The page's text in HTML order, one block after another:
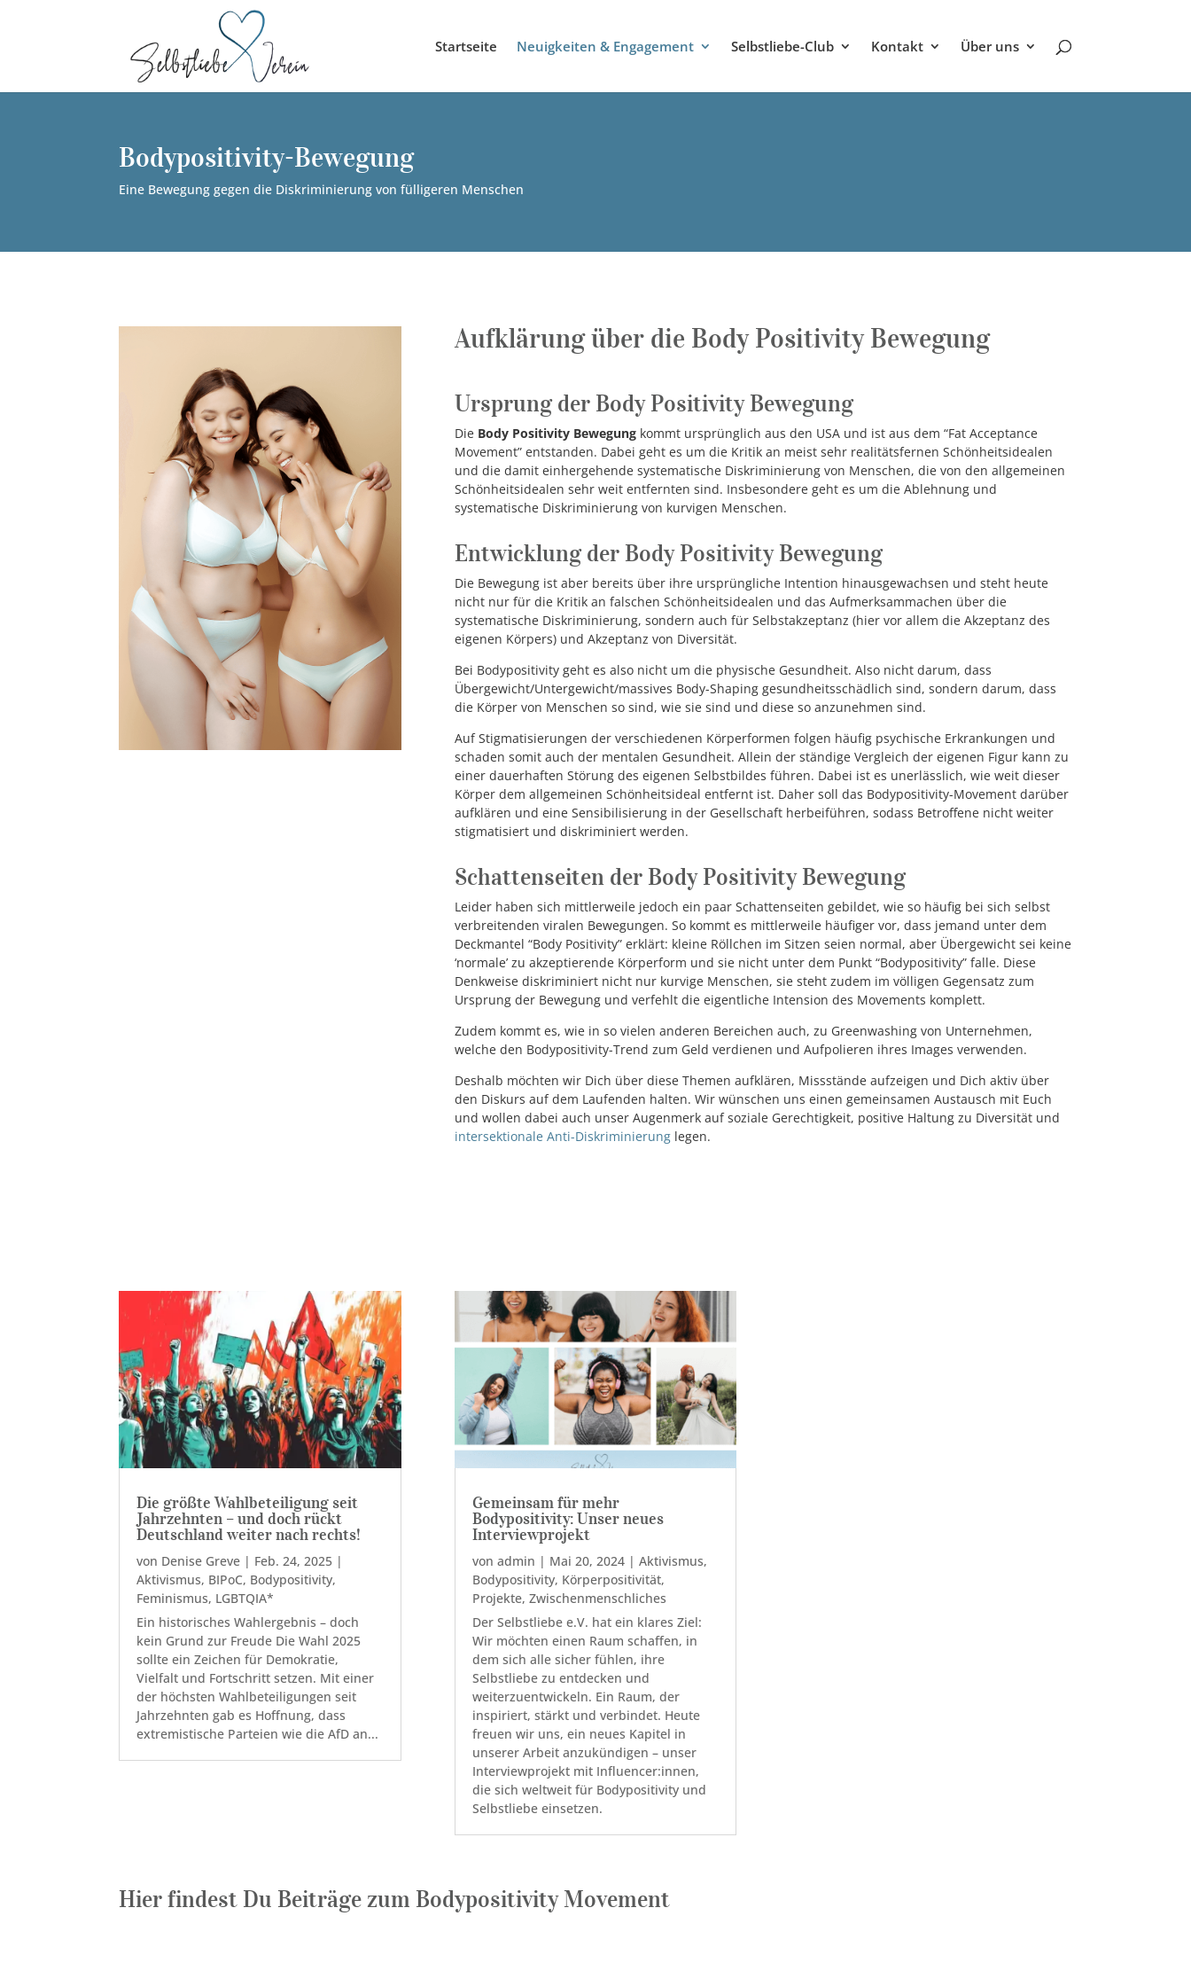
Startseite Neuigkeiten & Engagement Selbstliebe-Club Kontakt Über uns
Bodypositivity-Bewegung
Eine Bewegung gegen die Diskriminierung von fülligeren Menschen
Aufklärung über die Body Positivity Bewegung
Ursprung der Body Positivity Bewegung
Die Body Positivity Bewegung kommt ursprünglich aus den USA und ist aus dem “Fat Acceptance
Movement” entstanden. Dabei geht es um die Kritik an meist sehr realitätsfernen Schönheitsidealen
und die damit einhergehende systematische Diskriminierung von Menschen, die von den allgemeinen
Schönheitsidealen sehr weit entfernten sind. Insbesondere geht es um die Ablehnung und
systematische Diskriminierung von kurvigen Menschen.
Entwicklung der Body Positivity Bewegung
Die Bewegung ist aber bereits über ihre ursprüngliche Intention hinausgewachsen und steht heute
nicht nur für die Kritik an falschen Schönheitsidealen und das Aufmerksammachen über die
systematische Diskriminierung, sondern auch für Selbstakzeptanz (hier vor allem die Akzeptanz des
eigenen Körpers) und Akzeptanz von Diversität.
Bei Bodypositivity geht es also nicht um die physische Gesundheit. Also nicht darum, dass
Übergewicht/Untergewicht/massives Body-Shaping gesundheitsschädlich sind, sondern darum, dass
die Körper von Menschen so sind, wie sie sind und diese so anzunehmen sind.
Auf Stigmatisierungen der verschiedenen Körperformen folgen häufig psychische Erkrankungen und
schaden somit auch der mentalen Gesundheit. Allein der ständige Vergleich der eigenen Figur kann zu
einer dauerhaften Störung des eigenen Selbstbildes führen. Dabei ist es unerlässlich, wie weit dieser
Körper dem allgemeinen Schönheitsideal entfernt ist. Daher soll das Bodypositivity-Movement darüber
aufklären und eine Sensibilisierung in der Gesellschaft herbeiführen, sodass Betroffene nicht weiter
stigmatisiert und diskriminiert werden.
Schattenseiten der Body Positivity Bewegung
Leider haben sich mittlerweile jedoch ein paar Schattenseiten gebildet, wie so häufig bei sich selbst
verbreitenden viralen Bewegungen. So kommt es mittlerweile häufiger vor, dass jemand unter dem
Deckmantel “Body Positivity” erklärt: kleine Röllchen im Sitzen seien normal, aber Übergewicht sei keine
‘normale’ zu akzeptierende Körperform und sie nicht unter dem Punkt “Bodypositivity” falle. Diese
Denkweise diskriminiert nicht nur kurvige Menschen, sie steht zudem im völligen Gegensatz zum
Ursprung der Bewegung und verfehlt die eigentliche Intension des Movements komplett.
Zudem kommt es, wie in so vielen anderen Bereichen auch, zu Greenwashingvon Unternehmen,
welche den Bodypositivity-Trend zum Geld verdienen und Aufpolieren ihres Images verwenden.
Deshalb möchten wir Dich über diese Themen aufklären, Missstände aufzeigen und Dich aktiv über
den Diskurs auf dem Laufenden halten. Wir wünschen uns einen gemeinsamen Austausch mit Euch
und wollen dabei auch unser Augenmerk auf soziale Gerechtigkeit, positive Haltung zu Diversität und
intersektionale Anti-Diskriminierunglegen.
Die größte Wahlbeteiligung seit
Jahrzehnten – und doch rückt
Deutschland weiter nach rechts!
von Denise Greve | Feb. 24, 2025 |
Aktivismus, BIPoC, Bodypositivity,
Feminismus, LGBTQIA*
Ein historisches Wahlergebnis – doch
kein Grund zur Freude Die Wahl 2025
sollte ein Zeichen für Demokratie,
Vielfalt und Fortschritt setzen. Mit einer
der höchsten Wahlbeteiligungen seit
Jahrzehnten gab es Hoffnung, dass
extremistische Parteien wie die AfD an...
Gemeinsam für mehr
Bodypositivity: Unser neues
Interviewprojekt
von admin | Mai 20, 2024| Aktivismus,
Bodypositivity, Körperpositivität,
Projekte, Zwischenmenschliches
Der Selbstliebe e.V. hat ein klares Ziel:
Wir möchten einen Raum schaffen, in
dem sich alle sicher fühlen, ihre
Selbstliebe zu entdecken und
weiterzuentwickeln. Ein Raum, der
inspiriert, stärkt und verbindet. Heute
freuen wir uns, ein neues Kapitel in
unserer Arbeit anzukündigen – unser
Interviewprojekt mit Influencer:innen,
die sich weltweit für Bodypositivity und
Selbstliebe einsetzen.
Hier findest Du Beiträge zum Bodypositivity Movement